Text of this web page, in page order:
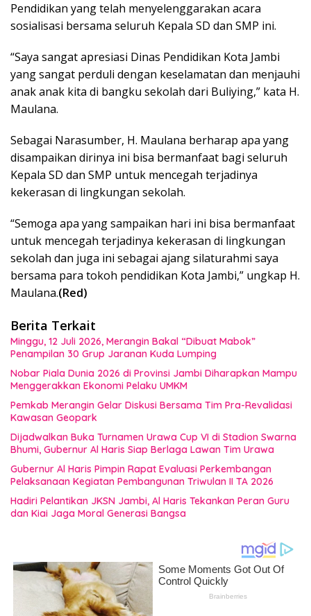
Pendidikan yang telah menyelenggarakan acara
sosialisasi bersama seluruh Kepala SD dan SMP ini.
“Saya sangat apresiasi Dinas Pendidikan Kota Jambi
yang sangat perduli dengan keselamatan dan menjauhi
anak anak kita di bangku sekolah dari Buliying,” kata H.
Maulana.
Sebagai Narasumber, H. Maulana berharap apa yang
disampaikan dirinya ini bisa bermanfaat bagi seluruh
Kepala SD dan SMP untuk mencegah terjadinya
kekerasan di lingkungan sekolah.
“Semoga apa yang sampaikan hari ini bisa bermanfaat
untuk mencegah terjadinya kekerasan di lingkungan
sekolah dan juga ini sebagai ajang silaturahmi saya
bersama para tokoh pendidikan Kota Jambi,” ungkap H.
Maulana.(Red)
Berita Terkait
Minggu, 12 Juli 2026, Merangin Bakal “Dibuat Mabok”
Penampilan 30 Grup Jaranan Kuda Lumping
Nobar Piala Dunia 2026 di Provinsi Jambi Diharapkan Mampu
Menggerakkan Ekonomi Pelaku UMKM
Pemkab Merangin Gelar Diskusi Bersama Tim Pra-Revalidasi
Kawasan Geopark
Dijadwalkan Buka Turnamen Urawa Cup VI di Stadion Swarna
Bhumi, Gubernur Al Haris Siap Berlaga Lawan Tim Urawa
Gubernur Al Haris Pimpin Rapat Evaluasi Perkembangan
Pelaksanaan Kegiatan Pembangunan Triwulan II TA 2026
Hadiri Pelantikan JKSN Jambi, Al Haris Tekankan Peran Guru
dan Kiai Jaga Moral Generasi Bangsa